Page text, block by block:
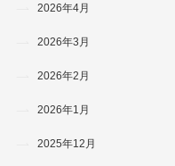
2026年4月
2026年3月
2026年2月
2026年1月
2025年12月